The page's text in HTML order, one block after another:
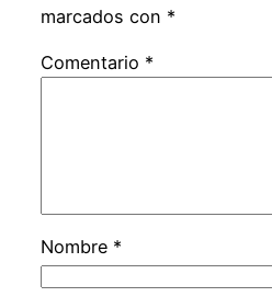
marcados con *
Comentario *
Nombre *